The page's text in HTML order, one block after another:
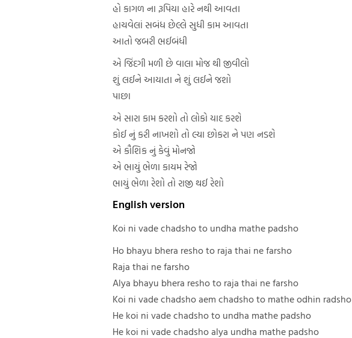
હો કાગળ ના રૂપિયા હારે નથી આવતા
હાચવેલાં સબંધ છેલ્લે સુધી કામ આવતા
આતો જબરી ભઈબંધી
એ જિંદગી મળી છે વાલા મોજ થી જીવીલો
શું લઈને આયાતા ને શું લઈને જશો
પાછા
એ સારા કામ કરશો તો લોકો યાદ કરશે
કોઈ નું કરી નાખશો તો લ્યા છોકરા ને પણ નડશે
એ કૌશિક નું કેવું મોનજો
એ ભાયું ભેળા કાયમ રેજો
ભાયું ભેળા રેશો તો રાજી થઈ રેશો
English version
Koi ni vade chadsho to undha mathe padsho
Ho bhayu bhera resho to raja thai ne farsho
Raja thai ne farsho
Alya bhayu bhera resho to raja thai ne farsho
Koi ni vade chadsho aem chadsho to mathe odhin radsho
He koi ni vade chadsho to undha mathe padsho
He koi ni vade chadsho alya undha mathe padsho